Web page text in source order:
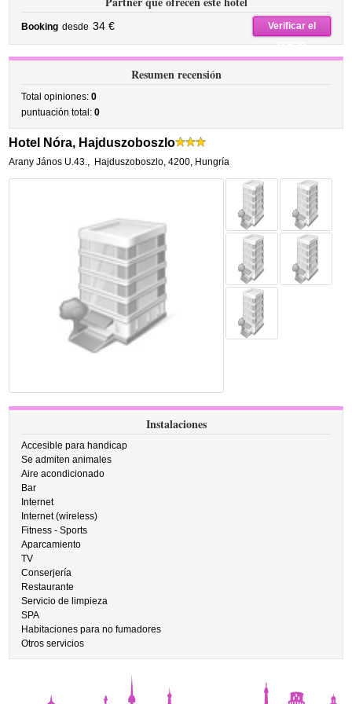
Booking desde 34 €
Verificar el
precio
Resumen recensión
Total opiniones:0
puntuación total:0
Hotel Nóra, Hajduszoboszlo
Arany János U.43., Hajduszoboszlo,4200, Hungría
Instalaciones
Accesible para handicap
Se admiten animales
Aire acondicionado
Bar
Internet
Internet (wireless)
Fitness - Sports
Aparcamiento
TV
Conserjería
Restaurante
Servicio de limpieza
SPA
Habitaciones para no fumadores
Otros servicios